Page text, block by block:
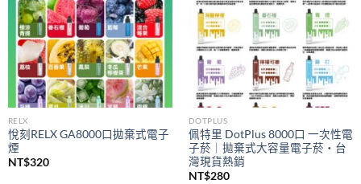
RELX
悅刻RELX GA8000口拋棄式電子
煙
NT$320
DOTPLUS
佩特里 DotPlus 8000口 一次性電
子菸｜拋棄式大容量電子菸・台
灣現貨熱銷
NT$280